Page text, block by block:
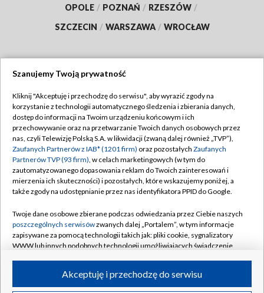
OPOLE / POZNAŃ / RZESZÓW /
SZCZECIN / WARSZAWA / WROCŁAW
TVP
Abonament TVP
Emisja w TVP
Centrum informacji TVP
Naziemna Telewizja Cyfrowa
Rada Programowa
System NOS
Informacje o nadawcy
Program dla prasy
Regulamin TVP
Polityka prywatności
Moje zgody
Pomoc
Kontakt
Kanały
Szanujemy Twoją prywatność
Kliknij "Akceptuję i przechodzę do serwisu", aby wyrazić zgody na
korzystanie z technologii automatycznego śledzenia i zbierania danych,
dostęp do informacji na Twoim urządzeniu końcowym i ich
przechowywanie oraz na przetwarzanie Twoich danych osobowych przez
nas, czyli Telewizję Polską S.A. w likwidacji (zwaną dalej również „TVP”),
Zaufanych Partnerów z IAB* (1201 firm) oraz pozostałych Zaufanych
Partnerów TVP (93 firm), w celach marketingowych (w tym do
zautomatyzowanego dopasowania reklam do Twoich zainteresowań i
mierzenia ich skuteczności) i pozostałych, które wskazujemy poniżej, a
także zgody na udostępnianie przez nas identyfikatora PPID do Google.
Twoje dane osobowe zbierane podczas odwiedzania przez Ciebie naszych
poszczególnych serwisówzwanych dalej „Portalem”, w tym informacje
zapisywane za pomocą technologii takich jak: pliki cookie, sygnalizatory
WWW lub innych podobnych technologii umożliwiających świadczenie
ruchu w Internecie.Akceptuję i przechodzę do serwisu